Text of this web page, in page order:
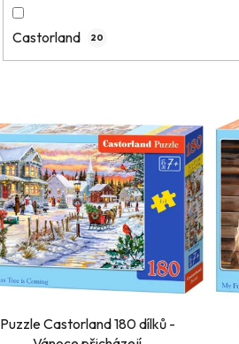
Castorland 20
Puzzle Castorland 180 dílků -